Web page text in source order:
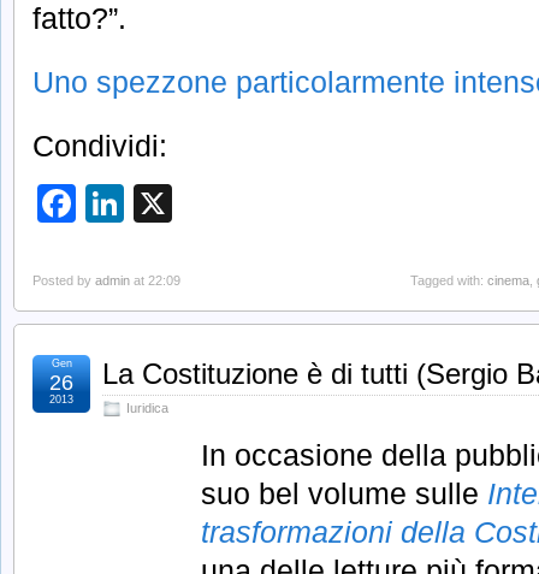
fatto?”.
Uno spezzone particolarmente
Condividi:
Facebook
LinkedIn
Posted by admin at 22:09 Tagged with: cinema
La Costituzione è di tutti (Sergio
Iuridica
Gen
26
2013
In occasione della
suo bel volume sulle
trasformazioni della